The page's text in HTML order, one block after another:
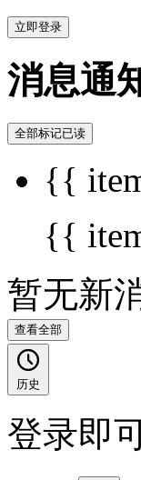
立即登录
消息通
全部标记已读
{{
{{
暂无新
查看全部
历史
登录即